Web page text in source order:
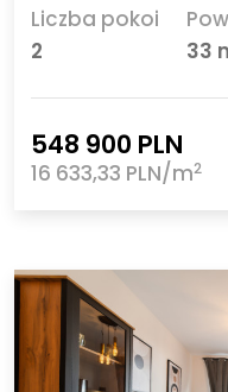
Liczba pokoi
2
33
548 900 PLN
16 633,33 PLN/m2